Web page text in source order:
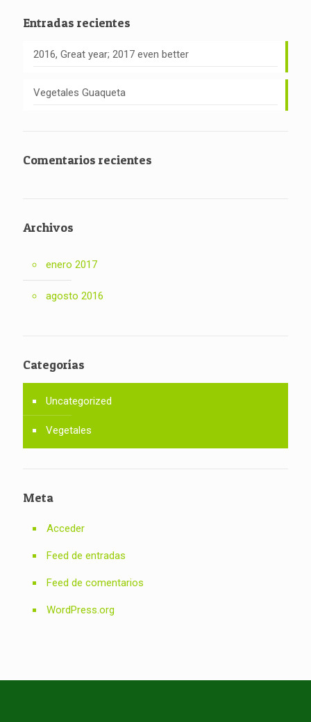
Entradas recientes
2016, Great year; 2017 even better
Vegetales Guaqueta
Comentarios recientes
Archivos
enero 2017
agosto 2016
Categorías
Uncategorized
Vegetales
Meta
Acceder
Feed de entradas
Feed de comentarios
WordPress.org